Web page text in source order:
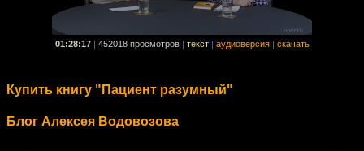
01:28:17 452018 просмотров текст аудиоверсия скачать
Купить книгу "Пациент разумный"
Блог Алексея Водовозова